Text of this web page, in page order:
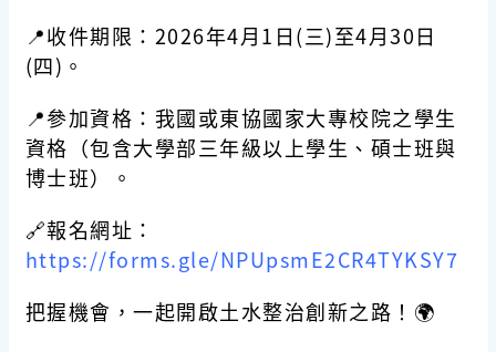
📍收件期限：2026年4月1日(三)至4月30日
(四)。
📍參加資格：我國或東協國家大專校院之學生
資格（包含大學部三年級以上學生、碩士班與
博士班）。
🔗報名網址：
https://forms.gle/NPUpsmE2CR4TYKSY7
把握機會，一起開啟土水整治創新之路！🌍